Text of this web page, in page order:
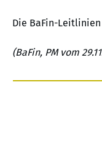
Die BaFin-
(BaFin, PM vom